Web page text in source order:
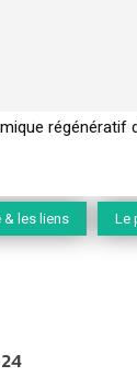
les entreprises à
& les liens Le